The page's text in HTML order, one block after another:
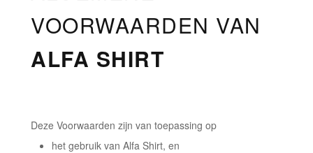
VOORWAARDEN VAN
ALFA SHIRT
Deze Voorwaarden zijn van toepassing op
het gebruik van Alfa Shirt, en